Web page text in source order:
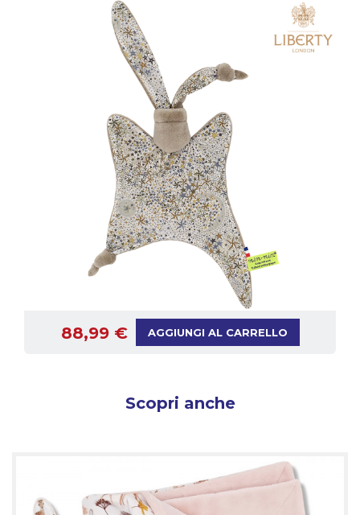
88,99 € AGGIUNGI AL CARRELLO
Scopri anche